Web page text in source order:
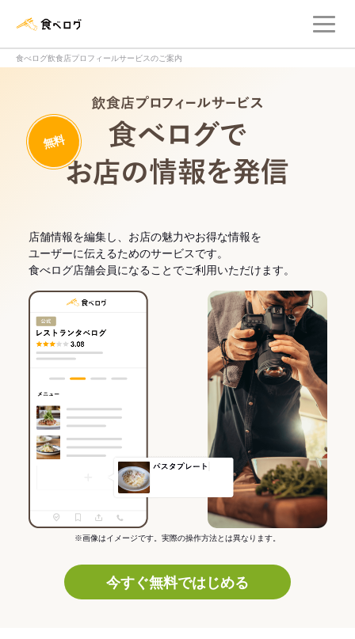
食べログ飲食店プロフィールサービスのご案内
無料
店舗情報を編集し、お店の魅力やお得な情報を
ユーザーに伝えるためのサービスです。
食べログ店舗会員になることでご利用いただけます。
※画像はイメージです。実際の操作方法とは異なります。
今すぐ無料ではじめる